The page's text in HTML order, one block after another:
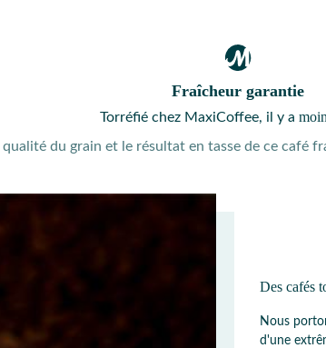
Fraîcheur garantie
Torréfié chez MaxiCoffee, il y a
du grain et le résultat en tasse de ce café
Des cafés
Nous
d'une